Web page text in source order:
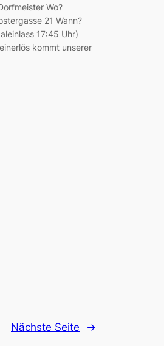
Wo?
21 Wann?
17:45 Uhr)
kommt unserer
Nächste Seite →